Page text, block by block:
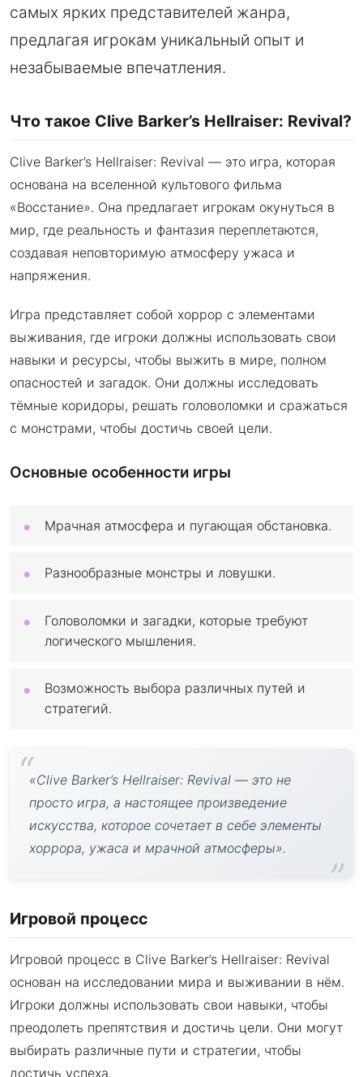
самых ярких представителей жанра,
предлагая игрокам уникальный опыт и
незабываемые впечатления.
Что такое Clive Barker’s Hellraiser: Revival?
Clive Barker’s Hellraiser: Revival — это игра, которая
основана на вселенной культового фильма
«Восстание». Она предлагает игрокам окунуться в
мир, где реальность и фантазия переплетаются,
создавая неповторимую атмосферу ужаса и
напряжения.
Игра представляет собой хоррор с элементами
выживания, где игроки должны использовать свои
навыки и ресурсы, чтобы выжить в мире, полном
опасностей и загадок. Они должны исследовать
тёмные коридоры, решать головоломки и сражаться
с монстрами, чтобы достичь своей цели.
Основные особенности игры
Мрачная атмосфера и пугающая обстановка.
Разнообразные монстры и ловушки.
Головоломки и загадки, которые требуют
логического мышления.
Возможность выбора различных путей и
стратегий.
«Clive Barker’s Hellraiser: Revival — это не
просто игра, а настоящее произведение
искусства, которое сочетает в себе элементы
хоррора, ужаса и мрачной атмосферы».
Игровой процесс
Игровой процесс в Clive Barker’s Hellraiser: Revival
основан на исследовании мира и выживании в нём.
Игроки должны использовать свои навыки, чтобы
преодолеть препятствия и достичь цели. Они могут
выбирать различные пути и стратегии, чтобы
достичь успеха.